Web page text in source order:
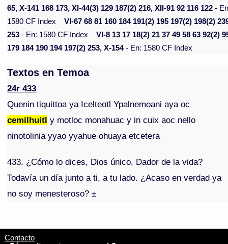
65, X-141 168 173, XI-44(3) 129 187(2) 216, XII-91 92 116 122 -
1580 CF Index
VI-67 68 81 160 184 191(2) 195 197(2) 198(2)
253 - En: 1580 CF Index
VI-8 13 17 18(2) 21 37 49 58 63 92(2)
179 184 190 194 197(2) 253, X-154- En: 1580 CF Index
Textos en Temoa
24r 433
Quenin tiquittoa ya Icelteotl Ypalnemoani aya oc
cemilhuitl y motloc monahuac y in cuix aoc nello
ninotolinia yyao yyahue ohuaya etcetera
433. ¿Cómo lo dices, Dios único, Dador de la vida?
Todavía un día junto a ti, a tu lado. ¿Acaso en verdad ya
no soy menesteroso? ±
Contacto